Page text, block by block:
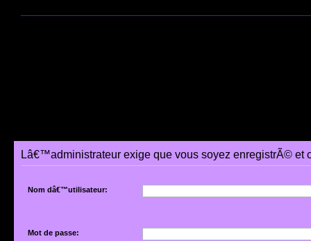
Lâ€™administrateur exige que vous soyez enregistrÃ©
Nom dâ€™utilisateur:
Mot de passe: